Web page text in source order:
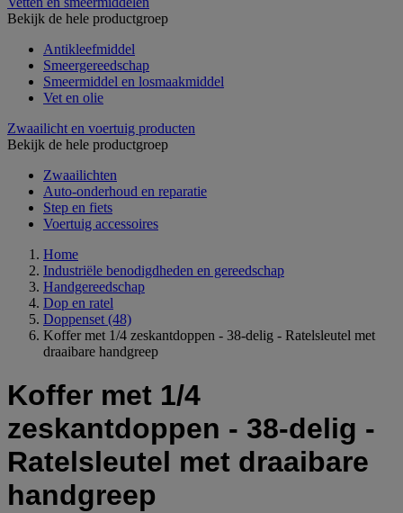
Bekijk de hele productgroep
Antikleefmiddel
Smeergereedschap
Smeermiddel en losmaakmiddel
Vet en olie
Zwaailicht en voertuig producten
Bekijk de hele productgroep
Zwaailichten
Auto-onderhoud en reparatie
Step en fiets
Voertuig accessoires
Home
Industriële benodigdheden en gereedschap
Handgereedschap
Dop en ratel
Doppenset (48)
Koffer met 1/4 zeskantdoppen - 38-delig - Ratelsleutel met
draaibare handgreep
Koffer met 1/4
zeskantdoppen - 38-delig -
Ratelsleutel met draaibare
handgreep